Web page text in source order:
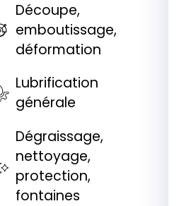
Découpe,
emboutissage,
déformation
Lubrification
générale
Dégraissage,
nettoyage,
protection,
fontaines